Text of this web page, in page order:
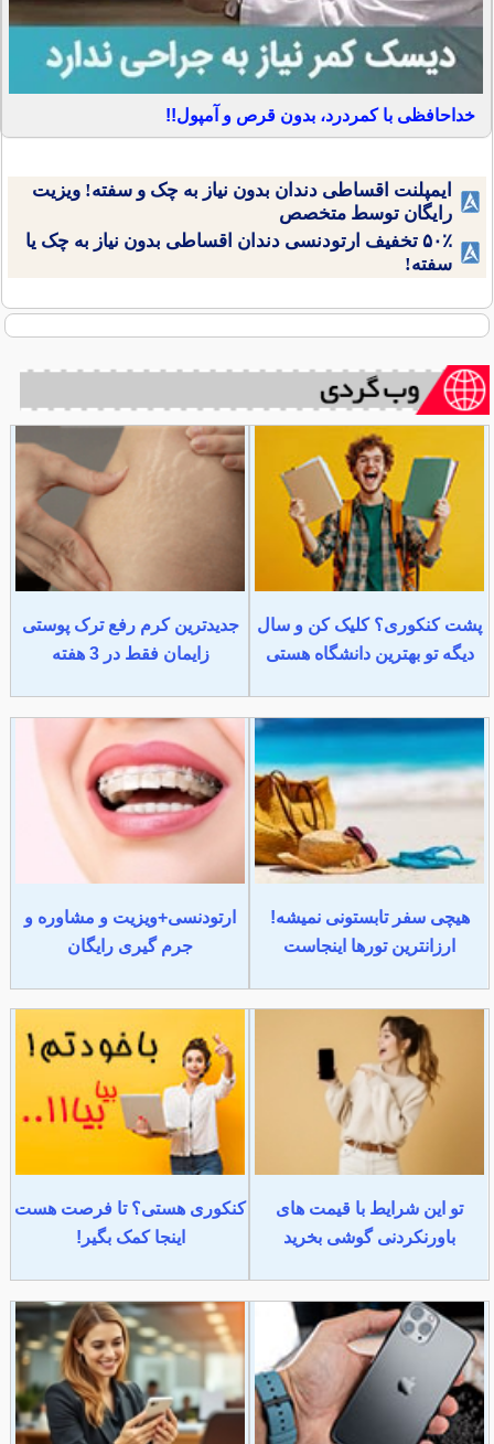
خداحافظی با کمردرد، بدون قرص و آمپول!!
ایمپلنت اقساطی دندان بدون نیاز به چک و سفته! ویزیت
رایگان توسط متخصص
۵۰٪ تخفیف ارتودنسی دندان اقساطی بدون نیاز به چک یا
سفته!
پشت کنکوری؟ کلیک کن و سال
دیگه تو بهترین دانشگاه هستی
جدیدترین کرم رفع ترک پوستی
زایمان فقط در 3 هفته
هیچی سفر تابستونی نمیشه!
ارزانترین تورها اینجاست
ارتودنسی+ویزیت و مشاوره و
جرم گیری رایگان
تو این شرایط با قیمت های
باورنکردنی گوشی بخرید
کنکوری هستی؟ تا فرصت هست
اینجا کمک بگیر!